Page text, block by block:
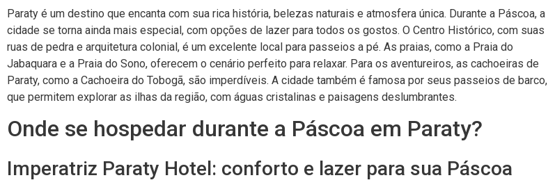
Paraty é um destino que encanta com sua rica história, belezas naturais e atmosfera única. Durante a Páscoa, a
cidade se torna ainda mais especial, com opções de lazer para todos os gostos. O Centro Histórico, com suas
ruas de pedra e arquitetura colonial, é um excelente local para passeios a pé. As praias, como a Praia do
Jabaquara e a Praia do Sono, oferecem o cenário perfeito para relaxar. Para os aventureiros, as cachoeiras de
Paraty, como a Cachoeira do Tobogã, são imperdíveis. A cidade também é famosa por seus passeios de barco,
que permitem explorar as ilhas da região, com águas cristalinas e paisagens deslumbrantes.
Onde se hospedar durante a Páscoa em Paraty?
Imperatriz Paraty Hotel: conforto e lazer para sua Páscoa